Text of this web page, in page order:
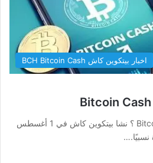
اخبار بيتكوين كاش BCH Bitcoin Cash
ما هو البيتكوين كاش Bitcoin Cash ؟ نشا بيتكوين كاش في 1 أغسطس